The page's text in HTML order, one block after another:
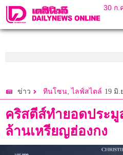
30 ก.
ข่าว ทีนโซน,ไลฟ์สไตล์ 19 มิ.
คริสตีส์ทำยอดประมู
ล้านเหรียญฮ่องกง